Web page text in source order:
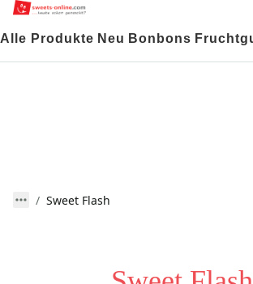
Alle Produkte Neu Bonbons
Sweet Flash